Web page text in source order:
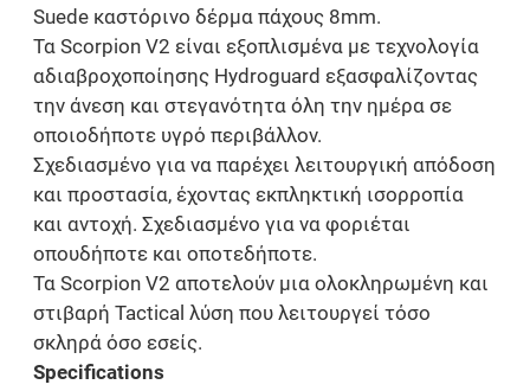
Suede καστόρινο δέρμα πάχους 8mm.
Τα Scorpion V2 είναι εξοπλισμένα με τεχνολογία
αδιαβροχοποίησης Hydroguard εξασφαλίζοντας
την άνεση και στεγανότητα όλη την ημέρα σε
οποιοδήποτε υγρό περιβάλλον.
Σχεδιασμένο για να παρέχει λειτουργική απόδοση
και προστασία, έχοντας εκπληκτική ισορροπία
και αντοχή. Σχεδιασμένο για να φοριέται
οπουδήποτε και οποτεδήποτε.
Τα Scorpion V2 αποτελούν μια ολοκληρωμένη και
στιβαρή Tactical λύση που λειτουργεί τόσο
σκληρά όσο εσείς.
Specifications